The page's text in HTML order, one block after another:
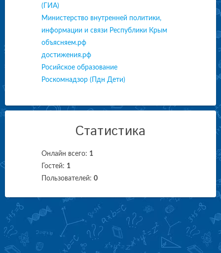
(ГИА)
Министерство внутренней политики,
информации и связи Республики Крым
объясняем.рф
достижения.рф
Росийское образование
Роскомнадзор (Пдн Дети)
Статистика
Онлайн всего: 1
Гостей: 1
Пользователей: 0